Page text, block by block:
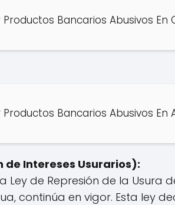
Bancarios Abusivos En
Bancarios Abusivos En
de Intereses Usurarios):
Ley de Represión de la Usura
continúa en vigor. Esta ley